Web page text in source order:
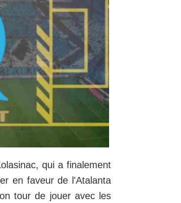
qui a finalement
en faveur de l'Atalanta
tour de jouer avec les